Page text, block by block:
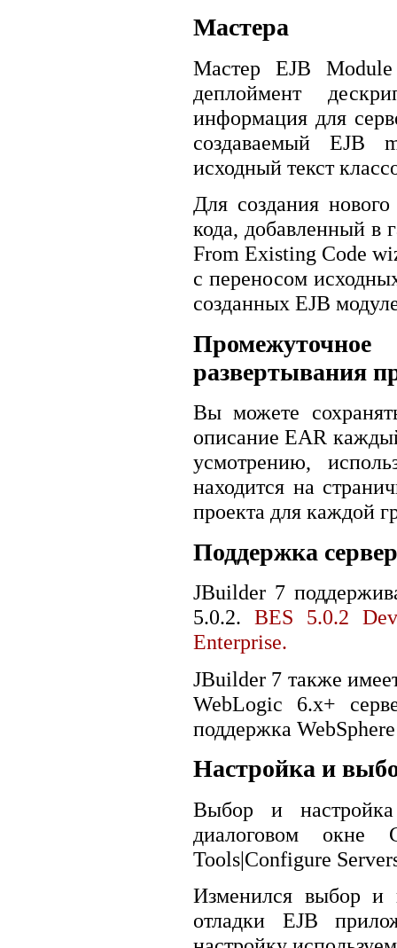
Мастера
Мастер EJB
деплоймент
информация для
создаваемый EJB
исходный текст
Для создания
кода, добавленный в
From Existing Code
с переносом
созданных EJB
развертывания
Вы можете
описание EAR
усмотрению,
находится на
проекта для каждой
Поддержка
JBuilder 7
5.0.2. BES 5.0.2
Enterprise.
JBuilder 7 также
WebLogic 6.x+
поддержка
Настройка и
Выбор и
диалоговом окне
Tools|Configure
Изменился выбор и
отладки EJB